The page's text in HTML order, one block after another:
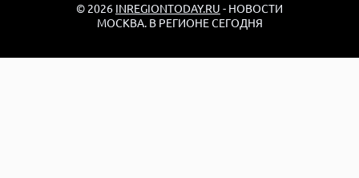
© 2026 INREGIONTODAY.RU - НОВОСТИ
МОСКВА. В РЕГИОНЕ СЕГОДНЯ